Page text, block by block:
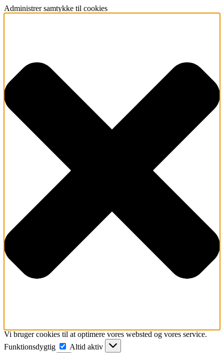
Administrer samtykke til cookies
Vi bruger cookies til at optimere vores websted og vores service.
Funktionsdygtig
Funktionsdygtig
Altid aktiv